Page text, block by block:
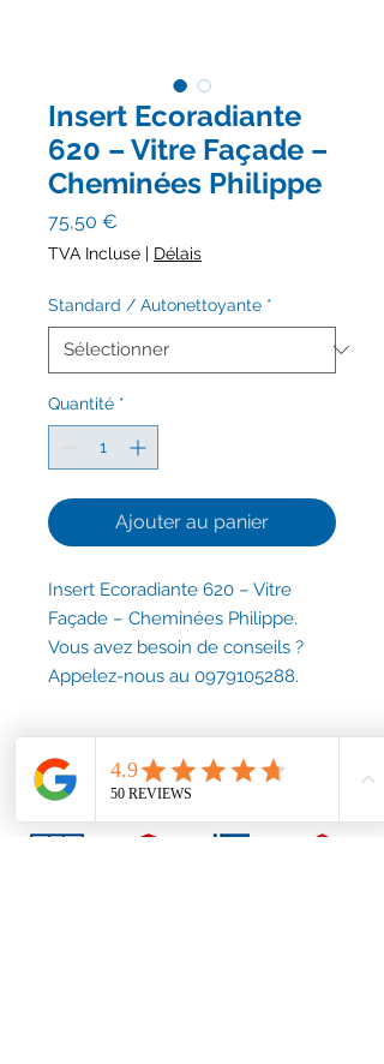
Insert Ecoradiante
620 – Vitre Façade –
Cheminées Philippe
75,50 €
TVA Incluse | Délais
Standard / Autonettoyante *
Quantité *
Ajouter au panier
Insert Ecoradiante 620 – Vitre
Façade – Cheminées Philippe.
Vous avez besoin de conseils ?
Appelez-nous au 0979105288.